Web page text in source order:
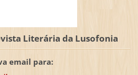
Literária da Lusofonia
email para: